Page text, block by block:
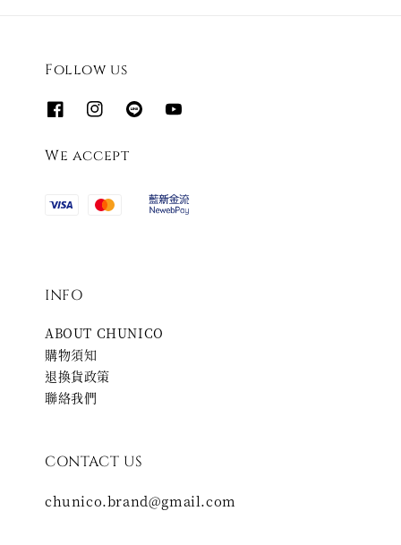
Follow us
We accept
INFO
ABOUT CHUNICO
購物須知
退換貨政策
聯絡我們
CONTACT US
chunico.brand@gmail.com